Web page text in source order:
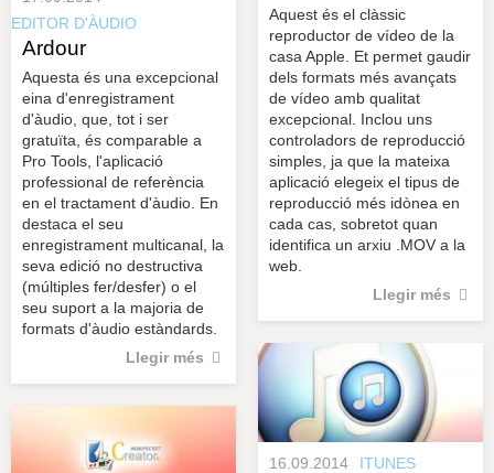
Aquest és el clàssic
reproductor de vídeo de la
casa Apple. Et permet gaudir
dels formats més avançats
de vídeo amb qualitat
excepcional. Inclou uns
controladors de reproducció
simples, ja que la mateixa
aplicació elegeix el tipus de
reproducció més idònea en
cada cas, sobretot quan
identifica un arxiu .MOV a la
web.
Llegir més
EDITOR D'ÀUDIO
Ardour
Aquesta és una excepcional
eina d'enregistrament
d'àudio, que, tot i ser
gratuïta, és comparable a
Pro Tools, l'aplicació
professional de referència
en el tractament d'àudio. En
destaca el seu
enregistrament multicanal, la
seva edició no destructiva
(múltiples fer/desfer) o el
seu suport a la majoria de
formats d'àudio estàndards.
Llegir més
16.09.2014 ITUNES